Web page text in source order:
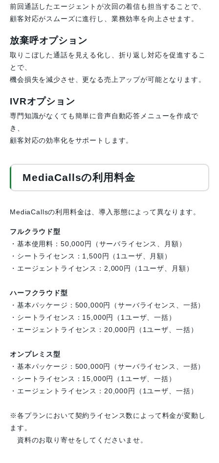
前回通話したエージェントが次回の着信も担当することで、
顧客対応がスムーズに進行し、業務効率を向上させます。
放棄呼オプション
取りこぼした通話を見える化し、折り返し対応を促進するこ
とで、
機会損失を減少させ、更なる売上アップが可能となります。
IVRオプション
専門知識がなくても簡単に音声自動応答メニューを作成で
き、
顧客対応の効率化をサポートします。
MediaCallsの利用料金
MediaCallsの利用料金は、導入形態によって異なります。
フルクラウド型
・基本使用料：50,000円（サーバライセンス、月額）
・シートライセンス：1,500円（1ユーザ、月額）
・エージェントライセンス：2,000円（1ユーザ、月額）
ハーフクラウド型
・基本パッケージ：500,000円（サーバライセンス、一括）
・シートライセンス：15,000円（1ユーザ、一括）
・エージェントライセンス：20,000円（1ユーザ、一括）
オンプレミス型
・基本パッケージ：500,000円（サーバライセンス、一括）
・シートライセンス：15,000円（1ユーザ、一括）
・エージェントライセンス：20,000円（1ユーザ、一括）
※各プランにおいて契約ライセンス数によって料金が変動し
ます。
資料のお取り寄せをしてくださいませ。